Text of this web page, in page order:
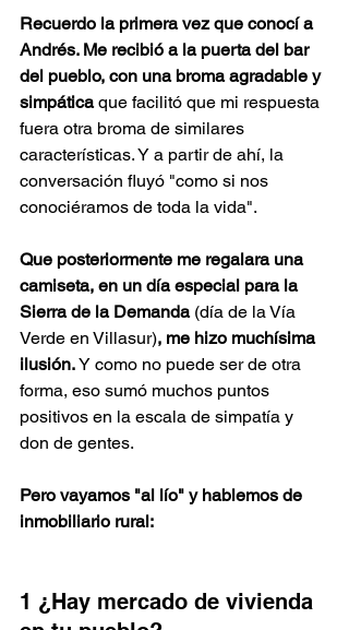
Recuerdo la primera vez que conocí a
Andrés. Me recibió a la puerta del bar
del pueblo, con una broma agradable y
simpática que facilitó que mi respuesta
fuera otra broma de similares
características. Y a partir de ahí, la
conversación fluyó "como si nos
conociéramos de toda la vida".
Que posteriormente me regalara una
camiseta, en un día especial para la
Sierra de la Demanda (día de la Vía
Verde en Villasur), me hizo muchísima
ilusión. Y como no puede ser de otra
forma, eso sumó muchos puntos
positivos en la escala de simpatía y
don de gentes.
Pero vayamos "al lío" y hablemos de
inmobiliario rural:
1 ¿Hay mercado de vivienda